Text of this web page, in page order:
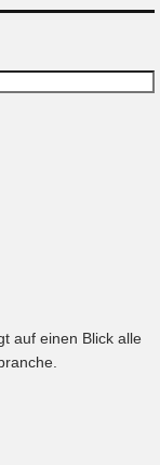
auf einen Blick alle